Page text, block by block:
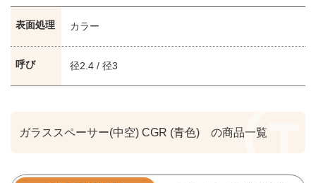
表面処理 カラー
呼び 径2.4 / 径3
ガラススペーサー(中空) CGR (青色) の商品一覧